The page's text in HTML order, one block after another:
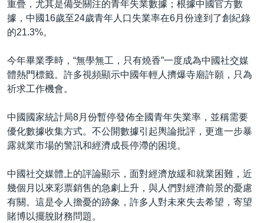
重疊，尤其是備受關注的青年失業數據；根據中國官方數
據，中國16歲至24歲青年人口失業率在6月份達到了創紀錄
的21.3%。
今年畢業季時，“無學無工，只有燒香”一度成為中國社交媒
體熱門標籤。許多視頻顯示中國年輕人擠爆寺廟許願，只為
祈求工作機會。
中國國家統計局8月份暫停發佈全國青年失業率，並稱需要
優化數據收集方式。不公開數據引起輿論批評，更進一步暴
露就業市場的警訊和經濟成長停滯的困境。
中國社交媒體上的評論顯示，面對經濟放緩和就業困難，近
幾個月以來彩票銷售的急劇上升，與人們對經濟前景的憂慮
有關。這是令人擔憂的跡象，許多人對未來失去希望，寄望
賭博以擺脫財務問題。